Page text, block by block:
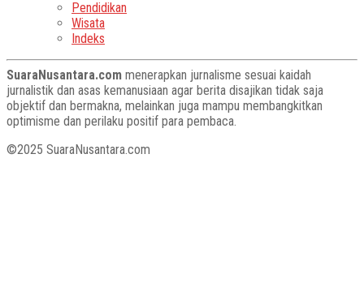
Pendidikan
Wisata
Indeks
SuaraNusantara.com menerapkan jurnalisme sesuai kaidah
jurnalistik dan asas kemanusiaan agar berita disajikan tidak saja
objektif dan bermakna, melainkan juga mampu membangkitkan
optimisme dan perilaku positif para pembaca.
©2025 SuaraNusantara.com